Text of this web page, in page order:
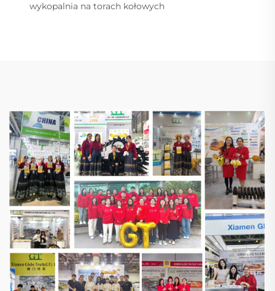
wykopalnia na torach kołowych